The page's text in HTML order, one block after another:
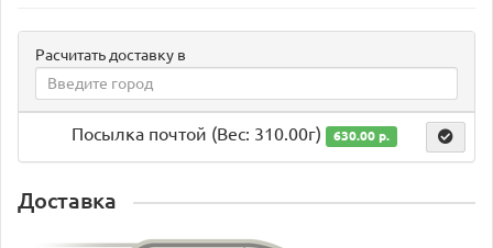
Расчитать доставку в
Посылка почтой (Вес: 310.00г) 630.00 р.
Доставка